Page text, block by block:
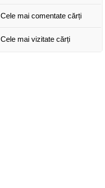
Cele mai comentate cărți
Cele mai vizitate cărți